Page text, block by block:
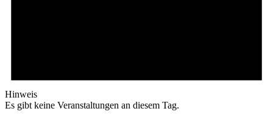
Hinweis
Es gibt keine Veranstaltungen an diesem Tag.